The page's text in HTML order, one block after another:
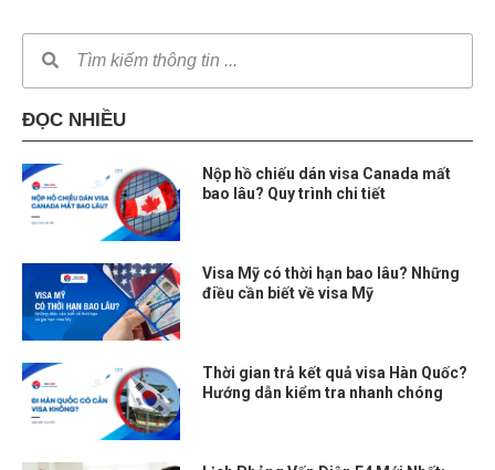
ĐỌC NHIỀU
Nộp hồ chiếu dán visa Canada mất
bao lâu? Quy trình chi tiết
Visa Mỹ có thời hạn bao lâu? Những
điều cần biết về visa Mỹ
Thời gian trả kết quả visa Hàn Quốc?
Hướng dẫn kiểm tra nhanh chóng